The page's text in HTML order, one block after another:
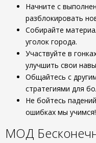
Начните с
разблокировать
Собирайте
уголок города.
Участвуйте в
улучшить свои
Общайтесь с
стратегиями для
Не бойтесь
ошибках мы учимся!
МОД